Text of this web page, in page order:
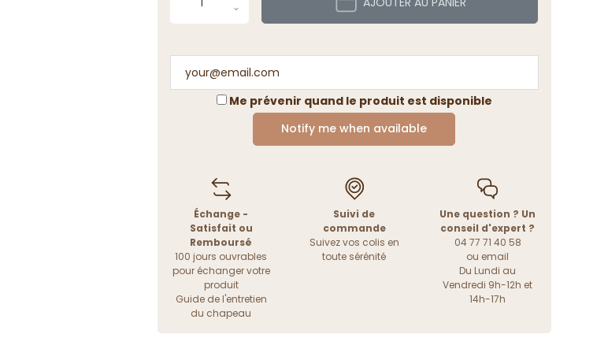
Me prévenir quand le produit est disponible
Notify me when available
Échange -
Satisfait ou
Remboursé
100 jours ouvrables
pour échanger votre
produit
Guide de l'entretien
du chapeau
Suivi de
commande
Suivez vos colis en
toute sérénité
Une question ? Un
conseil d'expert ?
04 77 71 40 58
ou email
Du Lundi au
Vendredi 9h-12h et
14h-17h